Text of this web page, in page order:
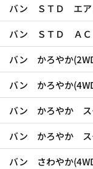
バン ＳＴＤ エア
バン ＳＴＤ ＡＣ
バン かろやか
バン かろやか
バン かろやか ス
バン かろやか ス
バン さわやか